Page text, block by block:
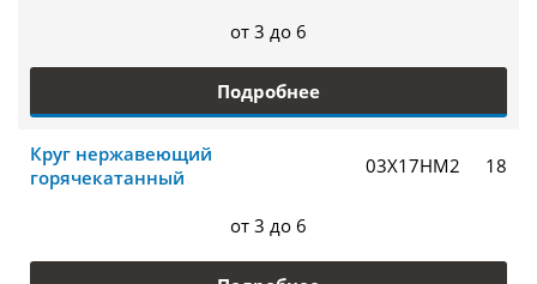
от 3 до 6
Подробнее
Круг нержавеющий
горячекатанный
03Х17НМ2 18
от 3 до 6